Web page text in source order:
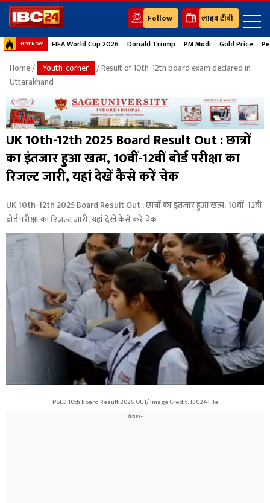
Follow लाइव टीवी
HOT NOW FIFA World Cup 2026 Donald Trump PM Modi Gold Price
Home/ Youth-corner / Result of 10th-12th board exam declared in
Uttarakhand
UK 10th-12th 2025 Board Result Out : छात्रों
का इंतजार हुआ खत्म, 10वीं-12वीं बोर्ड परीक्षा का
रिजल्ट जारी, यहां देखें कैसे करें चेक
UK 10th-12th 2025 Board Result Out : छात्रों का इंतजार हुआ खत्म, 10वीं-12वीं
बोर्ड परीक्षा का रिजल्ट जारी, यहां देखें कैसे करें चेक
PSEB 10th Board Result 2025 OUT/ Image Credit: IBC24 File